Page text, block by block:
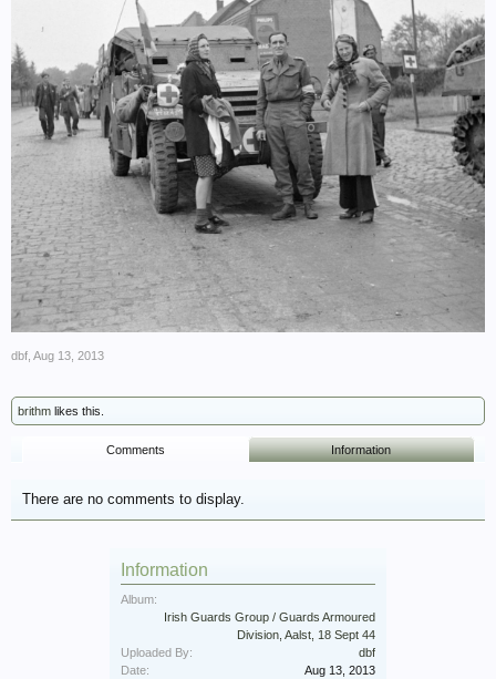
dbf Aug 13, 2013
brithm likes this.
Comments Information
There are no comments to display.
Information
Album:
Irish Guards Group / Guards Armoured
Division, Aalst, 18 Sept 44
Uploaded By:
dbf
Date:
Aug 13, 2013